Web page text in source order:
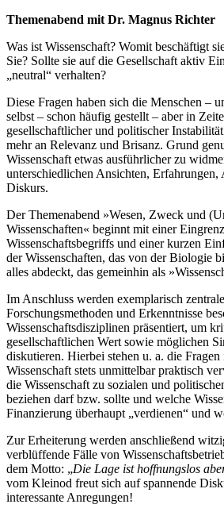
Themenabend mit Dr. Magnus Richter
Was ist Wissenschaft? Womit beschäftigt
Sie? Sollte sie auf die Gesellschaft aktiv
„neutral“ verhalten?
Diese Fragen haben sich die Menschen –
selbst – schon häufig gestellt – aber in
gesellschaftlicher und politischer
mehr an Relevanz und Brisanz. Grund
Wissenschaft etwas ausführlicher zu
unterschiedlichen Ansichten, Erfahrungen,
Diskurs.
Der Themenabend »Wesen, Zweck und
Wissenschaften« beginnt mit einer
Wissenschaftsbegriffs und einer kurzen
der Wissenschaften, das von der Biologie
alles abdeckt, das gemeinhin als
Im Anschluss werden exemplarisch
Forschungsmethoden und Erkenntnisse
Wissenschaftsdisziplinen präsentiert, um
gesellschaftlichen Wert sowie möglichen
diskutieren. Hierbei stehen u. a. die
Wissenschaft stets unmittelbar praktisch
die Wissenschaft zu sozialen und
beziehen darf bzw. sollte und welche
Finanzierung überhaupt „verdienen“ und
Zur Erheiterung werden anschließend
verblüffende Fälle von
dem Motto: „Die Lage ist hoffnungslos
vom Kleinod freut sich auf spannende
interessante Anregungen!